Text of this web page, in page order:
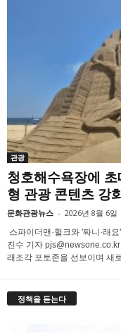
관광
청호해수욕장에
형 관광 콘텐츠 강
문화관광뉴스 - 2026년 8월 6일
스파이더맨·헐크와 '짜니·래
진수 기자
래조각 포토존을 선보이며 새
정책을 듣는다